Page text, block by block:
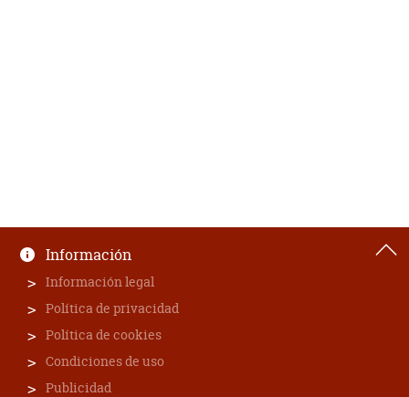
Información
Información legal
Política de privacidad
Política de cookies
Condiciones de uso
Publicidad